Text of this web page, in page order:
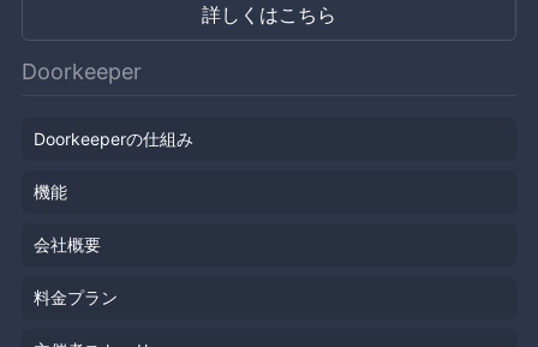
詳しくはこちら
Doorkeeper
Doorkeeperの仕組み
機能
会社概要
料金プラン